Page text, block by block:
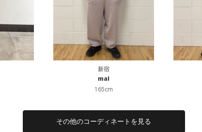
新宿
mal
165cm
その他のコーディネートを見る